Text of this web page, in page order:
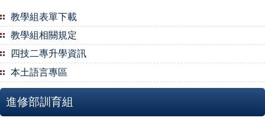
教學組表單下載
教學組相關規定
四技二專升學資訊
本土語言專區
進修部訓育組